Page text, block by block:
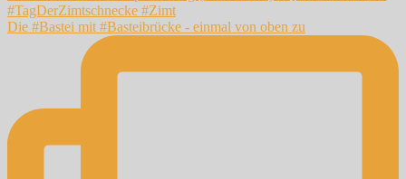
Die #Bastei mit #Basteibrücke - einmal von oben zu